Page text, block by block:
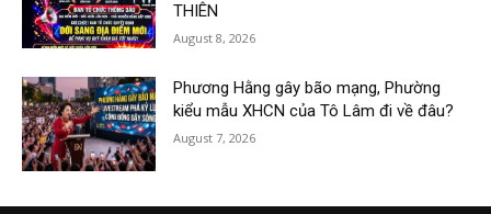
THIÊN
August 8, 2026
Phương Hằng gây bão mạng, Phường
kiểu mẫu XHCN của Tô Lâm đi về đâu?
August 7, 2026